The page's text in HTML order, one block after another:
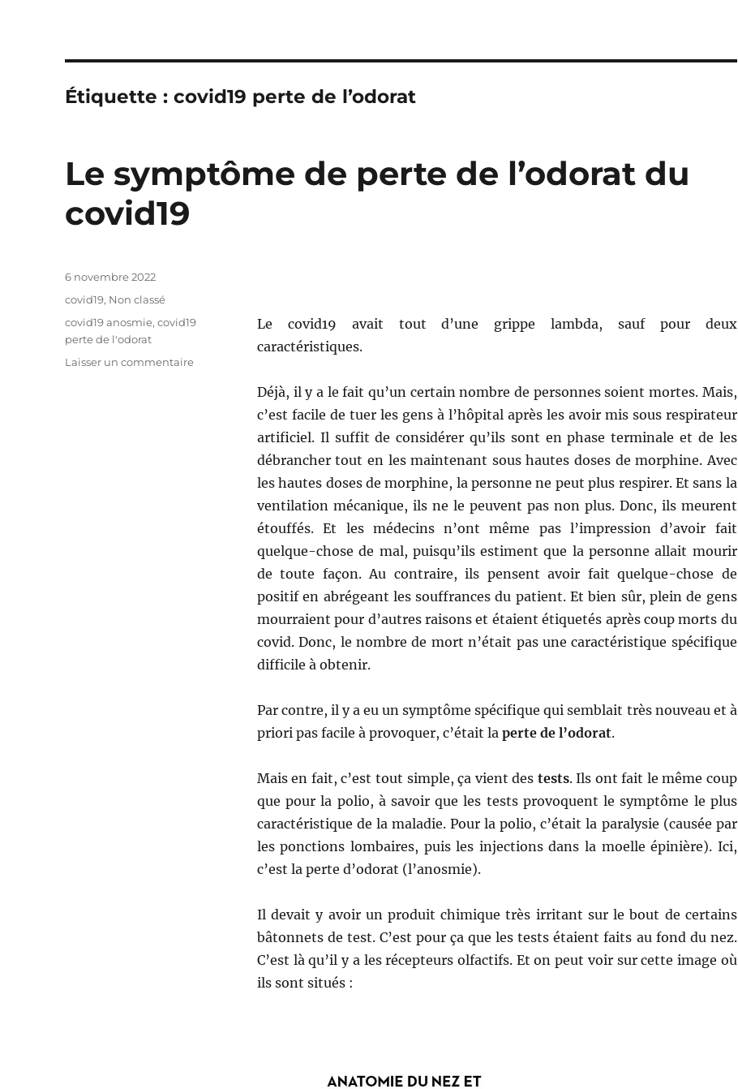
Étiquette : covid19 perte de l’odorat
Le symptôme de perte de l’odorat du
covid19
Le covid19 avait tout d’une grippe lambda, sauf pour deux
caractéristiques.
Déjà, il y a le fait qu’un certain nombre de personnes soient mortes. Mais,
c’est facile de tuer les gens à l’hôpital après les avoir mis sous respirateur
artificiel. Il suffit de considérer qu’ils sont en phase terminale et de les
débrancher tout en les maintenant sous hautes doses de morphine. Avec
les hautes doses de morphine, la personne ne peut plus respirer. Et sans la
ventilation mécanique, ils ne le peuvent pas non plus. Donc, ils meurent
étouffés. Et les médecins n’ont même pas l’impression d’avoir fait
quelque-chose de mal, puisqu’ils estiment que la personne allait mourir
de toute façon. Au contraire, ils pensent avoir fait quelque-chose de
positif en abrégeant les souffrances du patient. Et bien sûr, plein de gens
mourraient pour d’autres raisons et étaient étiquetés après coup morts du
covid. Donc, le nombre de mort n’était pas une caractéristique spécifique
difficile à obtenir.
Par contre, il y a eu un symptôme spécifique qui semblait très nouveau et à
priori pas facile à provoquer, c’était la perte de l’odorat.
Mais en fait, c’est tout simple, ça vient des tests. Ils ont fait le même coup
que pour la polio, à savoir que les tests provoquent le symptôme le plus
caractéristique de la maladie. Pour la polio, c’était la paralysie (causée par
les ponctions lombaires, puis les injections dans la moelle épinière). Ici,
c’est la perte d’odorat (l’anosmie).
Il devait y avoir un produit chimique très irritant sur le bout de certains
bâtonnets de test. C’est pour ça que les tests étaient faits au fond du nez.
C’est là qu’il y a les récepteurs olfactifs. Et on peut voir sur cette image où
ils sont situés :
Publié
6 novembre 2022
Catégories
covid19, Non classé
Étiquettes
covid19 anosmie,covid19
perte de l'odorat
Laisser un commentaire